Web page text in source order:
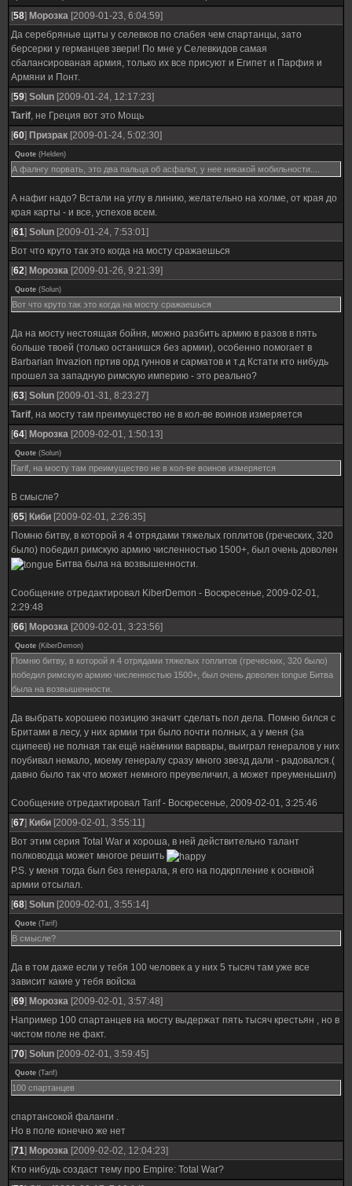
[58] Морозка [2009-01-23, 6:04:59]
Да серебряные щиты у селевков по слабея чем спартанцы, зато
берсерки у германцев звери! По мне у Селевкидов самая
сбалансированая армия, только их все присуют и Египет и Парфия и
Армяни и Понт.
[59] Solun [2009-01-24, 12:17:23]
Tarif, не Греция вот это Мощь
[60] Призрак [2009-01-24, 5:02:30]
Quote (Helden)
А фалнгу порвать, это два пальца об асфальт, у нее никакой мобильности....
А нафиг надо? Встали на углу в линию, желательно на холме, от края до
края карты - и все, успехов всем.
[61] Solun [2009-01-24, 7:53:01]
Вот что круто так это когда на мосту сражаешься
[62] Морозка [2009-01-26, 9:21:39]
Quote (Solun)
Вот что круто так это когда на мосту сражаешься
Да на мосту нестоящая бойня, можно разбить армию в разов в пять
больше твоей (только останишся без армии), особенно помогает в
Barbarian Invazion пртив орд гуннов и сарматов и т.д Кстати кто нибудь
прошел за западную римскую империю - это реально?
[63] Solun [2009-01-31, 8:23:27]
Tarif, на мосту там преимущество не в кол-ве воинов измеряется
[64] Морозка [2009-02-01, 1:50:13]
Quote (Solun)
Tarif, на мосту там преимущество не в кол-ве воинов измеряется
В смысле?
[65] Киби [2009-02-01, 2:26:35]
Помню битву, в которой я 4 отрядами тяжелых гоплитов (греческих, 320
было) победил римскую армию численностью 1500+, был очень доволен
Битва была на возвышенности.
Сообщение отредактировал KiberDemon - Воскресенье, 2009-02-01,
2:29:48
[66] Морозка [2009-02-01, 3:23:56]
Quote (KiberDemon)
Помню битву, в которой я 4 отрядами тяжелых гоплитов (греческих, 320 было)
победил римскую армию численностью 1500+, был очень доволен tongue Битва
была на возвышенности.
Да выбрать хорошею позицию значит сделать пол дела. Помню бился с
Бритами в лесу, у них армии три было почти полных, а у меня (за
сципеев) не полная так ещё наёмники варвары, выиграл генералов у них
поубивал немало, моему генералу сразу много звезд дали - радовался.(
давно было так что может немного преувеличил, а может преуменьшил)
Сообщение отредактировал Tarif- Воскресенье, 2009-02-01, 3:25:46
[67] Киби [2009-02-01, 3:55:11]
Вот этим серия Total War и хороша, в ней действительно талант
полководца может многое решить
P.S. у меня тогда был без генерала, я его на подкрпление к оснвной
армии отсылал.
[68] Solun [2009-02-01, 3:55:14]
Quote (Tarif)
В смысле?
Да в том даже если у тебя 100 человек а у них 5 тысяч там уже все
зависит какие у тебя войска
[69] Морозка [2009-02-01, 3:57:48]
Например 100 спартанцев на мосту выдержат пять тысяч крестьян , но в
чистом поле не факт.
[70] Solun [2009-02-01, 3:59:45]
Quote (Tarif)
100 спартанцев
спартансокой фаланги .
Но в поле конечно же нет
[71] Морозка [2009-02-02, 12:04:23]
Кто нибудь создаст тему про Empire: Total War?